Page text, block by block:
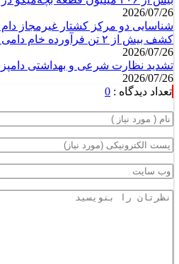
2026/07/26
شناسایی دو مرکز کشتار غیرمجاز دام
کشف بیش از ۲ تن فرآورده خام دامی غیرقابل مصرف در تبریز
2026/07/26
تشدید نظارت شرعی و بهداشتی
2026/07/26
تعداد دیدگاه : 0